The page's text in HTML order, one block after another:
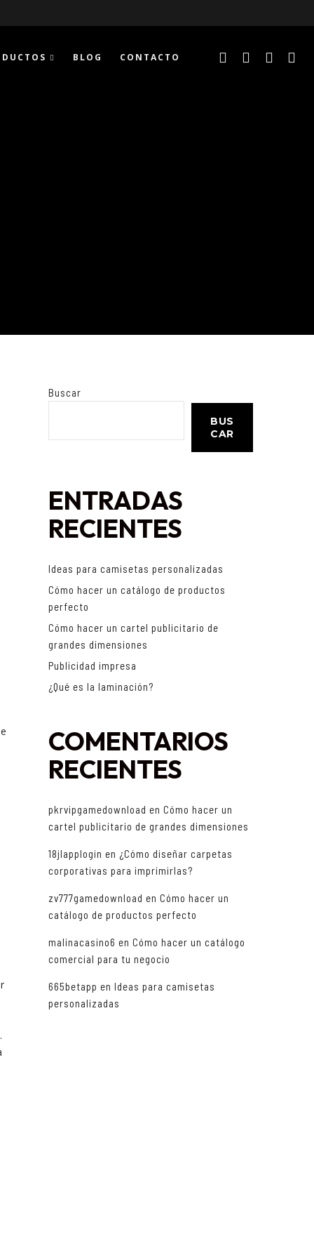
BLOG CONTACTO
Buscar
BUS
CAR
ENTRADAS
RECIENTES
Ideas para camisetas personalizadas
Cómo hacer un catálogo de productos
perfecto
Cómo hacer un cartel publicitario de
grandes dimensiones
Publicidad impresa
¿Qué es la laminación?
COMENTARIOS
RECIENTES
pkrvipgamedownload en Cómo hacer un
cartel publicitario de grandes dimensiones
18jlapplogin en ¿Cómo diseñar carpetas
corporativas para imprimirlas?
zv777gamedownload en Cómo hacer un
catálogo de productos perfecto
malinacasino6 en Cómo hacer un catálogo
comercial para tu negocio
665betapp en Ideas para camisetas
personalizadas